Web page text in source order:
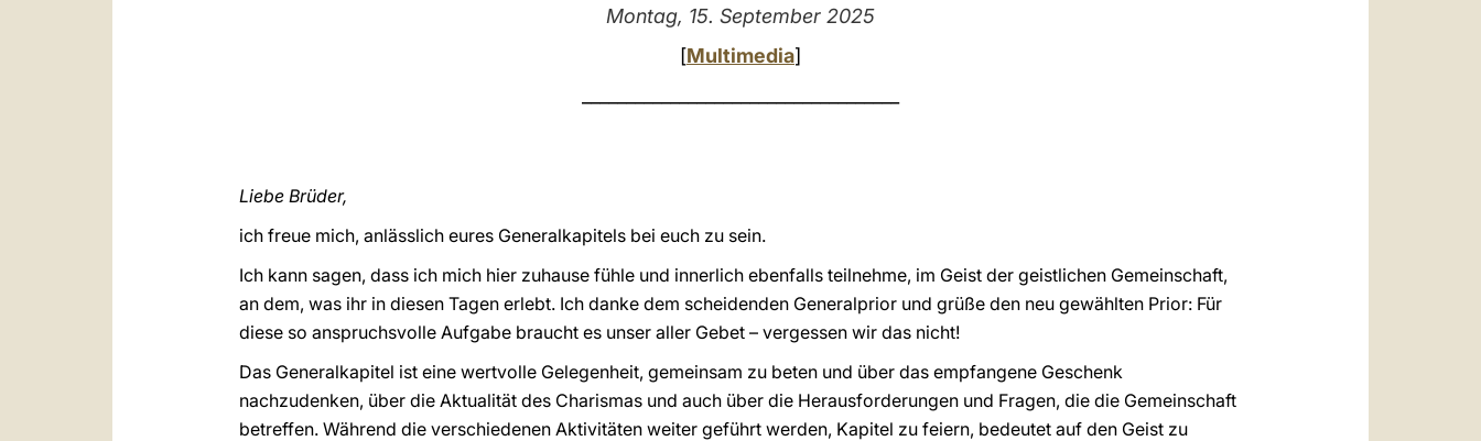
Montag, 15. September 2025
[Multimedia]
Liebe Brüder,
ich freue mich, anlässlich eures Generalkapitels bei euch zu sein.
Ich kann sagen, dass ich mich hier zuhause fühle und innerlich ebenfalls teilnehme, im Geist der geistlichen Gemeinschaft,
an dem, was ihr in diesen Tagen erlebt. Ich danke dem scheidenden Generalprior und grüße den neu gewählten Prior: Für
diese so anspruchsvolle Aufgabe braucht es unser aller Gebet – vergessen wir das nicht!
Das Generalkapitel ist eine wertvolle Gelegenheit, gemeinsam zu beten und über das empfangene Geschenk
nachzudenken, über die Aktualität des Charismas und auch über die Herausforderungen und Fragen, die die Gemeinschaft
betreffen. Während die verschiedenen Aktivitäten weiter geführt werden, Kapitel zu feiern, bedeutet auf den Geist zu